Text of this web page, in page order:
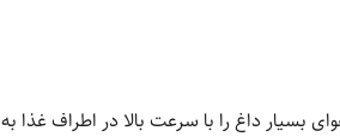
بسیار داغ را با سرعت بالا در اطراف